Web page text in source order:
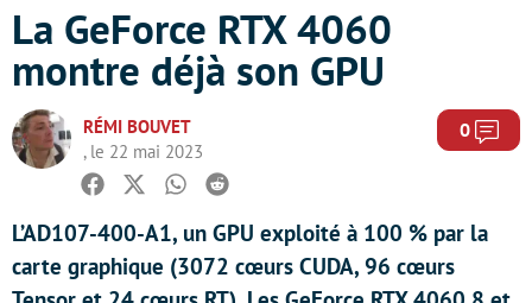
La GeForce RTX 4060
montre déjà son GPU
RÉMI BOUVET
, le 22 mai 2023
0
Facebook
TwitterWhatsapp
Reddit
L’AD107-400-A1, un GPU exploité à 100 % par la
carte graphique (3072 cœurs CUDA, 96 cœurs